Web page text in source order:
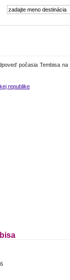
počasia Tembisa
republike